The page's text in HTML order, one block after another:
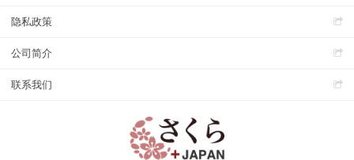
隐私政策
公司简介
联系我们